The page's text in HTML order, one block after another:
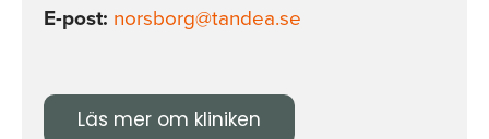
E-post: norsborg@tandea.se
Läs mer om kliniken